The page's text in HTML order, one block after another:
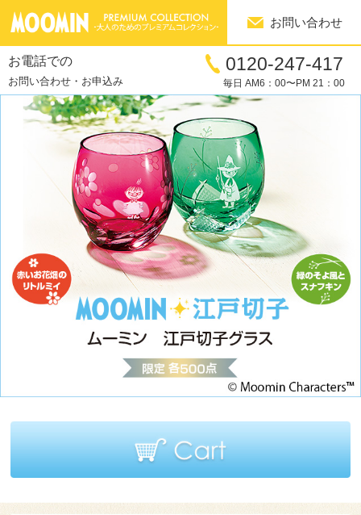
お問い合わせ
お電話での
お問い合わせ・お申込み
0120-247-417
毎日 AM6：00〜PM 21：00